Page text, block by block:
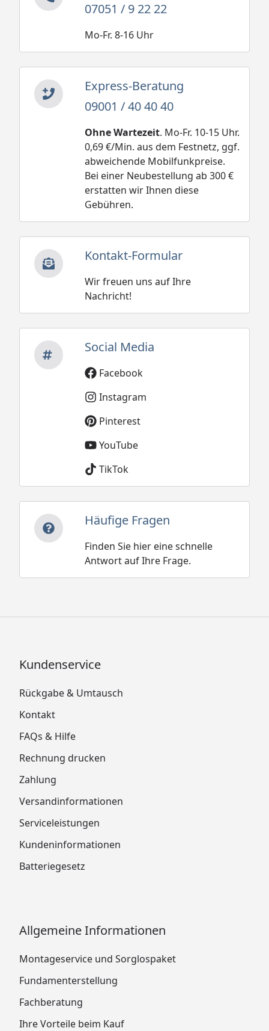
07051 / 9 22 22
Mo-Fr. 8-16 Uhr
Express-Beratung
09001 / 40 40 40
Ohne Wartezeit. Mo-Fr. 10-15 Uhr.
0,69 €/Min. aus dem Festnetz, ggf.
abweichende Mobilfunkpreise.
Bei einer Neubestellung ab 300 €
erstatten wir Ihnen diese
Gebühren.
Kontakt-Formular
Wir freuen uns auf Ihre
Nachricht!
Social Media
Facebook
Instagram
Pinterest
YouTube
TikTok
Häufige Fragen
Finden Sie hier eine schnelle
Antwort auf Ihre Frage.
Kundenservice
Rückgabe & Umtausch
Kontakt
FAQs & Hilfe
Rechnung drucken
Zahlung
Versandinformationen
Serviceleistungen
Kundeninformationen
Batteriegesetz
Allgemeine Informationen
Montageservice und Sorglospaket
Fundamenterstellung
Fachberatung
Ihre Vorteile beim Kauf